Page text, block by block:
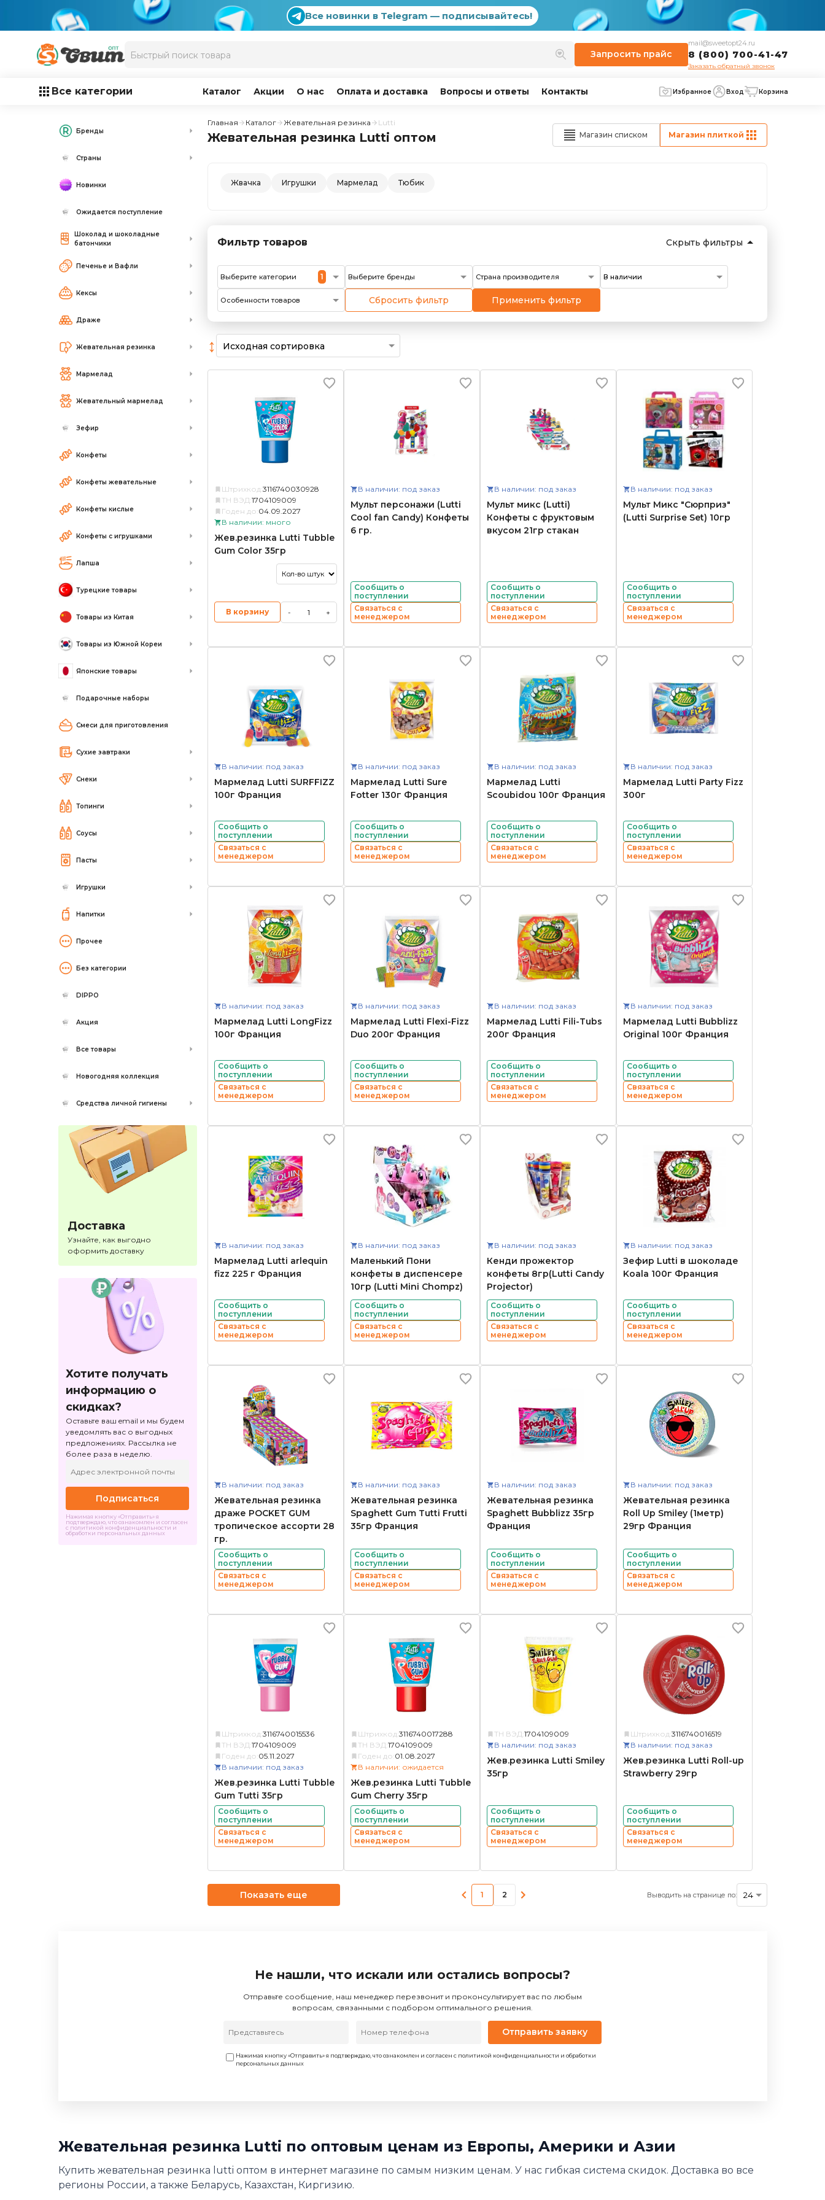
Все новинки в Telegram — подписывайтесь!
Запросить прайс
mail@sweetopt24.ru
8 (800) 700-41-47
Заказать обратный звонок
Все категории Каталог Акции О нас Оплата и доставка Вопросы и ответы Контакты Избранное Вход Корзина
Бренды
Страны
Новинки
Ожидается поступление
Шоколад и шоколадные
батончики
Печенье и Вафли
Кексы
Драже
Жевательная резинка
Мармелад
Жевательный мармелад
Зефир
Конфеты
Конфеты жевательные
Конфеты кислые
Конфеты с игрушками
Лапша
Турецкие товары
Товары из Китая
Товары из Южной Кореи
Японские товары
Подарочные наборы
Смеси для приготовления
Сухие завтраки
Снеки
Топинги
Соусы
Пасты
Игрушки
Напитки
Прочее
Без категории
DIPPO
Акция
Все товары
Новогодняя коллекция
Средства личной гигиены
Доставка
Узнайте, как выгодно
оформить доставку
Хотите получать
информацию о
скидках?
Оставьте ваш email и мы будем
уведомлять вас о выгодных
предложениях. Рассылка не
более раза в неделю.
Подписаться
Нажимая кнопку «Отправить» я
подтверждаю, что ознакомлен и согласен
с политикой конфиденциальности и
обработки персональных данных
Главная Каталог Жевательная резинка Lutti
Жевательная резинка Lutti оптом Магазин списком Магазин плиткой
Жвачка Игрушки Мармелад Тюбик
Фильтр товаров Скрыть фильтры
Выберите категории 1 Выберите бренды Страна производителя
Особенности товаров Сбросить фильтр Применить фильтр
↕
Штрихкод: 3116740030928
ТН ВЭД: 1704109009
Годен до: 04.09.2027
В наличии: много
Жев.резинка Lutti Tubble
Gum Color 35гр
В корзину - +
В наличии: под заказ
Мульт персонажи (Lutti
Cool fan Candy) Конфеты
6 гр.
Сообщить о
поступлении
Связаться с
менеджером
В наличии: под заказ
Мульт микс (Lutti)
Конфеты с фруктовым
вкусом 21гр стакан
Сообщить о
поступлении
Связаться с
менеджером
В наличии: под заказ
Мульт Микс "Сюрприз"
(Lutti Surprise Set) 10гр
Сообщить о
поступлении
Связаться с
менеджером
В наличии: под заказ
Мармелад Lutti SURFFIZZ
100г Франция
Сообщить о
поступлении
Связаться с
менеджером
В наличии: под заказ
Мармелад Lutti Sure
Fotter 130г Франция
Сообщить о
поступлении
Связаться с
менеджером
В наличии: под заказ
Мармелад Lutti
Scoubidou 100г Франция
Сообщить о
поступлении
Связаться с
менеджером
В наличии: под заказ
Мармелад Lutti Party Fizz
300г
Сообщить о
поступлении
Связаться с
менеджером
В наличии: под заказ
Мармелад Lutti LongFizz
100г Франция
Сообщить о
поступлении
Связаться с
менеджером
В наличии: под заказ
Мармелад Lutti Flexi-Fizz
Duo 200г Франция
Сообщить о
поступлении
Связаться с
менеджером
В наличии: под заказ
Мармелад Lutti Fili-Tubs
200г Франция
Сообщить о
поступлении
Связаться с
менеджером
В наличии: под заказ
Мармелад Lutti Bubblizz
Original 100г Франция
Сообщить о
поступлении
Связаться с
менеджером
В наличии: под заказ
Мармелад Lutti arlequin
fizz 225 г Франция
Сообщить о
поступлении
Связаться с
менеджером
В наличии: под заказ
Маленький Пони
конфеты в диспенсере
10гр (Lutti Mini Chompz)
Сообщить о
поступлении
Связаться с
менеджером
В наличии: под заказ
Кенди прожектор
конфеты 8гр(Lutti Candy
Projector)
Сообщить о
поступлении
Связаться с
менеджером
В наличии: под заказ
Зефир Lutti в шоколаде
Koala 100г Франция
Сообщить о
поступлении
Связаться с
менеджером
В наличии: под заказ
Жевательная резинка
драже POCKET GUM
тропическое ассорти 28
гр.
Сообщить о
поступлении
Связаться с
менеджером
В наличии: под заказ
Жевательная резинка
Spaghett Gum Tutti Frutti
35гр Франция
Сообщить о
поступлении
Связаться с
менеджером
В наличии: под заказ
Жевательная резинка
Spaghett Bubblizz 35гр
Франция
Сообщить о
поступлении
Связаться с
менеджером
В наличии: под заказ
Жевательная резинка
Roll Up Smiley (1метр)
29гр Франция
Сообщить о
поступлении
Связаться с
менеджером
Штрихкод: 3116740015536
ТН ВЭД: 1704109009
Годен до: 05.11.2027
В наличии: под заказ
Жев.резинка Lutti Tubble
Gum Tutti 35гр
Сообщить о
поступлении
Связаться с
менеджером
Штрихкод: 3116740017288
ТН ВЭД: 1704109009
Годен до: 01.08.2027
В наличии: ожидается
Жев.резинка Lutti Tubble
Gum Cherry 35гр
Сообщить о
поступлении
Связаться с
менеджером
ТН ВЭД: 1704109009
В наличии: под заказ
Жев.резинка Lutti Smiley
35гр
Сообщить о
поступлении
Связаться с
менеджером
Штрихкод: 3116740016519
В наличии: под заказ
Жев.резинка Lutti Roll-up
Strawberry 29гр
Сообщить о
поступлении
Связаться с
менеджером
Показать еще 1 2 Выводить на странице по:
Не нашли, что искали или остались вопросы?
Отправьте сообщение, наш менеджер перезвонит и проконсультирует вас по любым
вопросам, связанными с подбором оптимального решения.
Отправить заявку
Нажимая кнопку «Отправить» я подтверждаю, что ознакомлен и согласен с политикой конфиденциальности и обработки
персональных данных
Жевательная резинка Lutti по оптовым ценам из Европы, Америки и Азии
Купить жевательная резинка lutti оптом в интернет магазине по самым низким ценам. У нас гибкая система скидок. Доставка во все
регионы России, а также Беларусь, Казахстан, Киргизию.